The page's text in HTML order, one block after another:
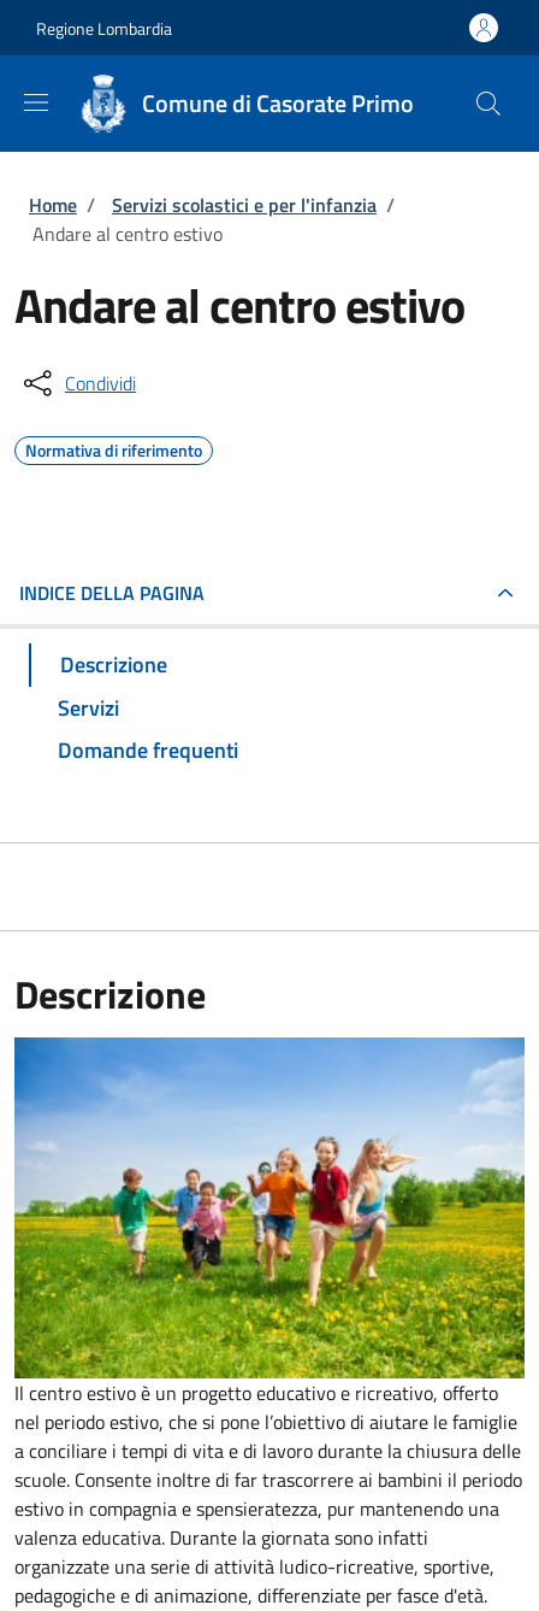
Regione Lombardia
Comune di Casorate Primo
Briciole di pane
Home / Servizi scolastici e per l'infanzia /
Andare al centro estivo
Andare al centro estivo
Condividi
Normativa di riferimento
INDICE DELLA PAGINA
Descrizione
Servizi
Domande frequenti
Descrizione
Il centro estivo è un progetto educativo e ricreativo, offerto
nel periodo estivo, che si pone l’obiettivo di aiutare le famiglie
a conciliare i tempi di vita e di lavoro durante la chiusura delle
scuole. Consente inoltre di far trascorrere ai bambini il periodo
estivo in compagnia e spensieratezza, pur mantenendo una
valenza educativa. Durante la giornata sono infatti
organizzate una serie di attività ludico-ricreative, sportive,
pedagogiche e di animazione, differenziate per fasce d'età.